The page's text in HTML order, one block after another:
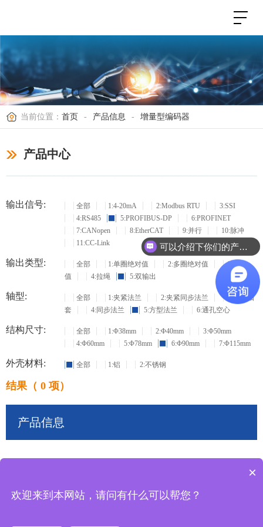
当前位置： 首页 - 产品信息 - 增量型编码器
产品中心
输出信号: 全部 1:4-20mA 2:Modbus RTU
3:SSI
4:RS485
5:PROFIBUS-DP
6:PROFINET
7:CANopen
8:EtherCAT 9:并行
10:脉冲
11:CC-Link
输出类型: 全部 1:单圈绝对值 2:多圈绝对值
3:增量
值
4:拉绳 5:双输出
轴型: 全部 1:夹紧法兰 2:夹紧同步法兰
3:盲孔轴
套
4:同步法兰 5:方型法兰 6:通孔空心
结构尺寸: 全部 1:Φ38mm 2:Φ40mm
3:Φ50mm
4:Φ60mm
5:Φ78mm 6:Φ90mm 7:Φ115mm
外壳材料: 全部 1:铝 2:不锈钢
结果（ 0 项）
产品信息
可以介绍下你们的产品么？
×
欢迎来到本网站，请问有什么可以帮您？